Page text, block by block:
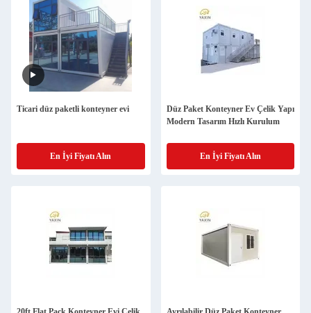
Ticari düz paketli konteyner evi
En İyi Fiyatı Alın
Düz Paket Konteyner Ev Çelik Yapı
Modern Tasarım Hızlı Kurulum
En İyi Fiyatı Alın